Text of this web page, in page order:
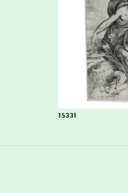
15331